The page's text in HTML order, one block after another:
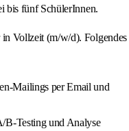
bis fünf SchülerInnen.
Vollzeit (m/w/d). Folgendes
Mailings per Email und
B-Testing und Analyse